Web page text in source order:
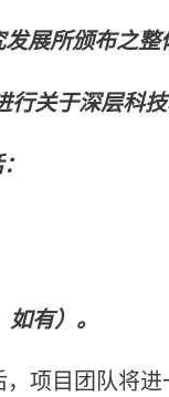
展所颁布之整
关于深层科
有）。
项目团队将进